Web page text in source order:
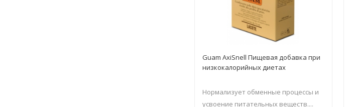
Guam AxiSnell Пищевая добавка при
низкокалорийных диетах
Нормализует обменные процессы и
усвоение питательных веществ....